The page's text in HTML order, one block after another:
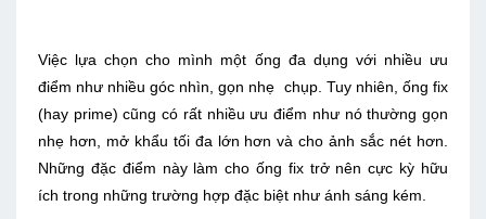
Việc lựa chọn cho mình một ống đa dụng với nhiều ưu
điểm như nhiều góc nhìn, gọn nhẹ chụp. Tuy nhiên, ống fix
(hay prime) cũng có rất nhiều ưu điểm như nó thường gọn
nhẹ hơn, mở khẩu tối đa lớn hơn và cho ảnh sắc nét hơn.
Những đặc điểm này làm cho ống fix trở nên cực kỳ hữu
ích trong những trường hợp đặc biệt như ánh sáng kém.